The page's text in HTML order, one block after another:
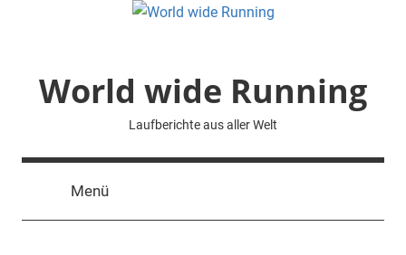
World wide Running
Laufberichte aus aller Welt
Menü